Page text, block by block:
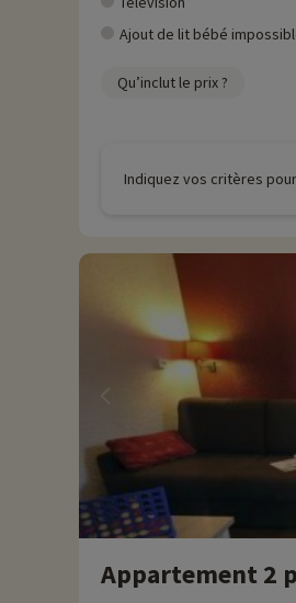
Ajout de lit bébé
Qu’inclut le prix ?
Indiquez vos critères
Appartement 2